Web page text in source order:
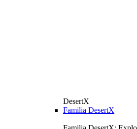
DesertX
Familia DesertX